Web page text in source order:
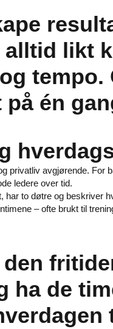
alltid likt
tempo.
én
privatliv avgjørende. For
ledere over tid.
to døtre og beskriver
– ofte brukt til
ha de